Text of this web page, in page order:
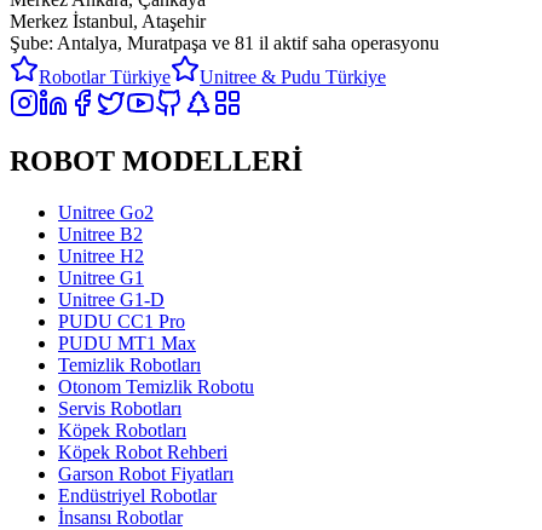
Merkez İstanbul, Ataşehir
Şube: Antalya, Muratpaşa ve 81 il aktif saha operasyonu
Robotlar Türkiye
Unitree & Pudu Türkiye
ROBOT MODELLERİ
Unitree Go2
Unitree B2
Unitree H2
Unitree G1
Unitree G1-D
PUDU CC1 Pro
PUDU MT1 Max
Temizlik Robotları
Otonom Temizlik Robotu
Servis Robotları
Köpek Robotları
Köpek Robot Rehberi
Garson Robot Fiyatları
Endüstriyel Robotlar
İnsansı Robotlar